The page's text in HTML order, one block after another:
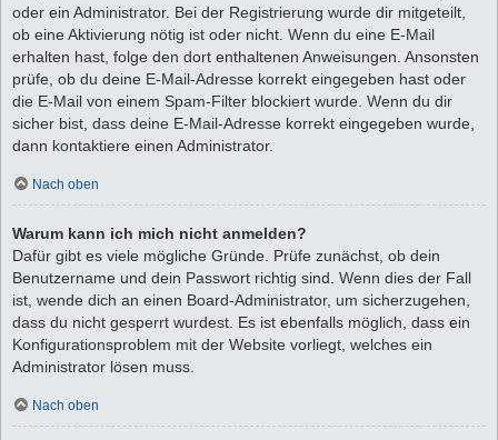
oder ein Administrator. Bei der Registrierung wurde dir mitgeteilt,
ob eine Aktivierung nötig ist oder nicht. Wenn du eine E-Mail
erhalten hast, folge den dort enthaltenen Anweisungen. Ansonsten
prüfe, ob du deine E-Mail-Adresse korrekt eingegeben hast oder
die E-Mail von einem Spam-Filter blockiert wurde. Wenn du dir
sicher bist, dass deine E-Mail-Adresse korrekt eingegeben wurde,
dann kontaktiere einen Administrator.
Nach oben
Warum kann ich mich nicht anmelden?
Dafür gibt es viele mögliche Gründe. Prüfe zunächst, ob dein
Benutzername und dein Passwort richtig sind. Wenn dies der Fall
ist, wende dich an einen Board-Administrator, um sicherzugehen,
dass du nicht gesperrt wurdest. Es ist ebenfalls möglich, dass ein
Konfigurationsproblem mit der Website vorliegt, welches ein
Administrator lösen muss.
Nach oben